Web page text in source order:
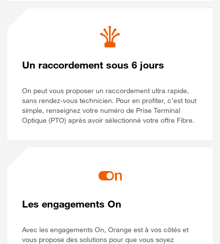
Un raccordement sous 6 jours
On peut vous proposer un raccordement ultra rapide,
sans rendez-vous technicien. Pour en profiter, c’est tout
simple, renseignez votre numéro de Prise Terminal
Optique (PTO) après avoir sélectionné votre offre Fibre.
Les engagements On
Avec les engagements On, Orange est à vos côtés et
vous propose des solutions pour que vous soyez